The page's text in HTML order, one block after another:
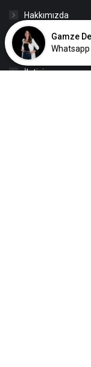
Gamze
Hakkımızda
Estetik Yolculuğu
İletişim